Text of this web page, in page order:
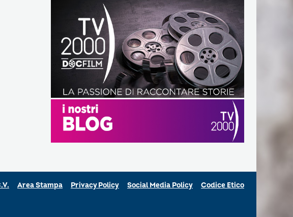
Area Stampa Privacy Policy Social Media Policy Codice Etico